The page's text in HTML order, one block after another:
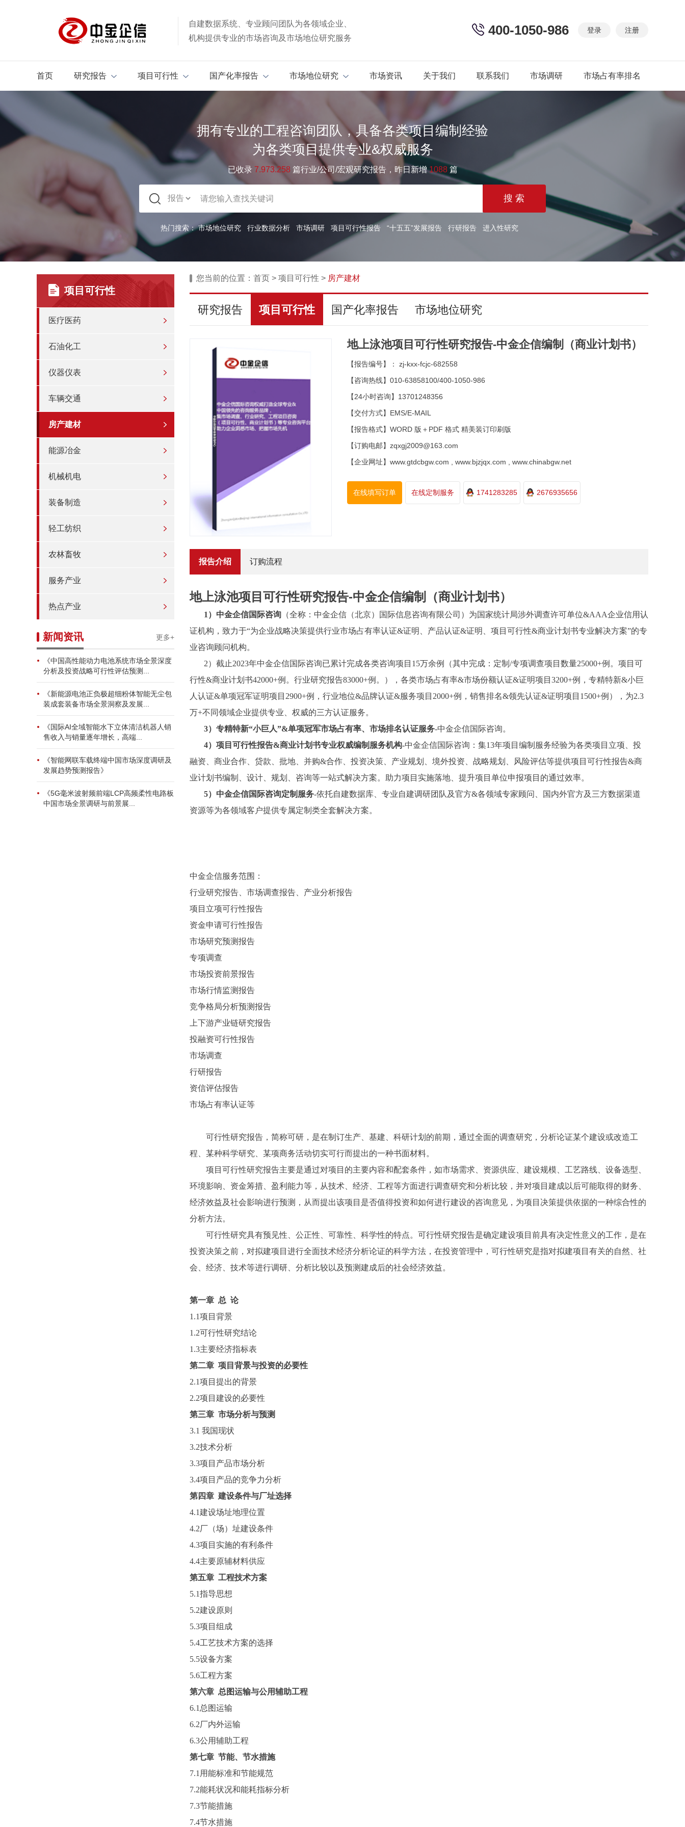
自建数据系统、专业顾问团队为各领域企业、
机构提供专业的市场咨询及市场地位研究服务
登录 注册
400-1050-986
首页 研究报告 项目可行性 国产化率报告 市场地位研究 市场资讯 关于我们 联系我们 市场调研 市场占有率排名
拥有专业的工程咨询团队，具备各类项目编制经验
为各类项目提供专业&权威服务
已收录 7.973.258 篇行业/公司/宏观研究报告，昨日新增1088篇
热门搜索：市场地位研究 行业数据分析 市场调研 项目可行性报告 “十五五”发展报告 行研报告 进入性研究
项目可行性
医疗医药
石油化工
仪器仪表
车辆交通
房产建材
能源冶金
机械机电
装备制造
轻工纺织
农林畜牧
服务产业
热点产业
新闻资讯 更多+
《中国高性能动力电池系统市场全景深度
分析及投资战略可行性评估预测...
《新能源电池正负极超细粉体智能无尘包
装成套装备市场全景洞察及发展...
《国际AI全域智能水下立体清洁机器人销
售收入与销量逐年增长，高端...
《智能网联车载终端中国市场深度调研及
发展趋势预测报告》
《5G毫米波射频前端LCP高频柔性电路板
中国市场全景调研与前景展...
您当前的位置： 首页 > 项目可行性 > 房产建材
研究报告 项目可行性 国产化率报告 市场地位研究
地上泳池项目可行性研究报告-中金企信编制（商业计划书）
【报告编号】： zj-kxx-fcjc-682558
【咨询热线】010-63858100/400-1050-986
【24小时咨询】13701248356
【交付方式】EMS/E-MAIL
【报告格式】WORD 版＋PDF 格式 精美装订印刷版
【订购电邮】zqxgj2009@163.com
【企业网址】www.gtdcbgw.com , www.bjzjqx.com , www.chinabgw.net
在线填写订单 在线定制服务 1741283285 2676935656
报告介绍 订购流程
地上泳池项目可行性研究报告-中金企信编制（商业计划书）
1）中金企信国际咨询 （全称：中金企信（北京）国际信息咨询有限公司）为国家统计局涉外调查许可单位&AAA企业信用认
证机构，致力于“为企业战略决策提供行业市场占有率认证&证明、产品认证&证明、项目可行性&商业计划书专业解决方案”的专
业咨询顾问机构。
2）截止2023年中金企信国际咨询已累计完成各类咨询项目15万余例（其中完成： 定制 /专项调查项目数量25000+例。项目可
行性&商业计划书42000+例。行业研究报告83000+例。），各类市场占有率&市场份额认证&证明项目3200+例，专精特新&小巨
人认证&单项冠军证明项目2900+例，行业地位&品牌认证&服务项目2000+例，销售排名&领先认证&证明项目1500+例），为2.3
万+不同领域企业提供专业、权威的三方认证服务。
3）专精特新“小巨人”&单项冠军市场占有率、市场排名认证服务-中金企信国际咨询。
4）项目可行性报告&商业计划书专业权威编制服务机构-中金企信国际咨询：集13年项目编制服务经验为各类项目立项、投
融资、商业合作、贷款、批地、并购&合作、投资决策、产业规划、境外投资、战略规划、风险评估等提供项目可行性报告&商
业计划书编制、设计、规划、咨询等一站式解决方案。助力项目实施落地、提升项目单位申报项目的通过效率。
5）中金企信国际咨询定制服务-依托自建数据库、专业自建调研团队及官方&各领域专家顾问、国内外官方及三方数据渠道
资源等为各领域客户提供专属定制类全套解决方案。
中金企信服务范围：
行业研究报告、市场调查报告、产业分析报告
项目立项可行性报告
资金申请可行性报告
市场研究预测报告
专项调查
市场投资前景报告
市场行情监测报告
竞争格局分析预测报告
上下游产业链研究报告
投融资可行性报告
市场调查
行研报告
资信评估报告
市场占有率认证等
可行性研究报告，简称可研，是在制订生产、基建、科研计划的前期，通过全面的调查研究，分析论证某个建设或改造工
程、某种科学研究、某项商务活动切实可行而提出的一种书面材料。
项目可行性研究报告主要是通过对项目的主要内容和配套条件，如市场需求、资源供应、建设规模、工艺路线、设备选型、
环境影响、资金筹措、盈利能力等，从技术、经济、工程等方面进行调查研究和分析比较，并对项目建成以后可能取得的财务、
经济效益及社会影响进行预测，从而提出该项目是否值得投资和如何进行建设的咨询意见，为项目决策提供依据的一种综合性的
分析方法。
可行性研究具有预见性、公正性、可靠性、科学性的特点。可行性研究报告是确定建设项目前具有决定性意义的工作，是在
投资决策之前，对拟建项目进行全面技术经济分析论证的科学方法，在投资管理中，可行性研究是指对拟建项目有关的自然、社
会、经济、技术等进行调研、分析比较以及预测建成后的社会经济效益。
第一章 总 论
1.1项目背景
1.2可行性研究结论
1.3主要经济指标表
第二章 项目背景与投资的必要性
2.1项目提出的背景
2.2项目建设的必要性
第三章 市场分析与预测
3.1 我国现状
3.2技术分析
3.3项目产品市场分析
3.4项目产品的竞争力分析
第四章 建设条件与厂址选择
4.1建设场址地理位置
4.2厂（场）址建设条件
4.3项目实施的有利条件
4.4主要原辅材料供应
第五章 工程技术方案
5.1指导思想
5.2建设原则
5.3项目组成
5.4工艺技术方案的选择
5.5设备方案
5.6工程方案
第六章 总图运输与公用辅助工程
6.1总图运输
6.2厂内外运输
6.3公用辅助工程
第七章 节能、节水措施
7.1用能标准和节能规范
7.2能耗状况和能耗指标分析
7.3节能措施
7.4节水措施